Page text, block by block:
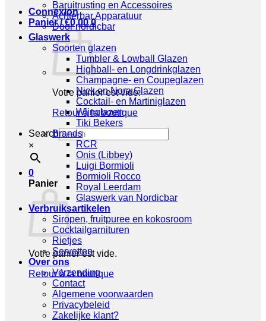
Connexion
Panier /€0,00 0
Votre panier est vide.
Retour à la boutique
Search
×
0
Panier
Votre panier est vide.
Retour à la boutique
Baruitrusting en Accessoires
Achterbar Apparatuur
Door nordicbar
Glaswerk
Soorten glazen
Tumbler & Lowball Glazen
Highball- en Longdrinkglazen
Champagne- en Coupeglazen
Nick en Nora Glazen
Cocktail- en Martiniglazen
Wijnglazen
Tiki Bekers
Brands
RCR
Onis (Libbey)
Luigi Bormioli
Bormioli Rocco
Royal Leerdam
Glaswerk van Nordicbar
Verbruiksartikelen
Siropen, fruitpuree en kokosroom
Cocktailgarnituren
Rietjes
Servetten
Over ons
Verzending
Contact
Algemene voorwaarden
Privacybeleid
Zakelijke klant?